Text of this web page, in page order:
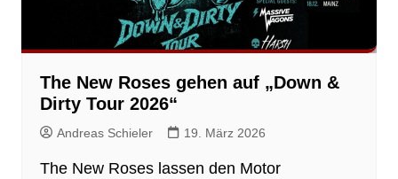
The New Roses gehen auf „Down &
Dirty Tour 2026“
Andreas Schieler 19. März 2026
The New Roses lassen den Motor